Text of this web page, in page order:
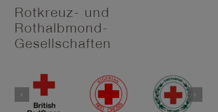
Rotkreuz- und
Rothalbmond-
Gesellschaften